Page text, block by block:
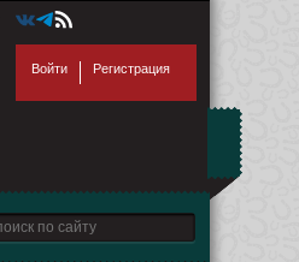
Войти Регистрация